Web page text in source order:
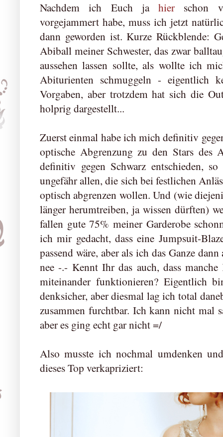
Nachdem ich Euch ja hier schon
vorgejammert habe, muss ich jetzt
dann geworden ist. Kurze Rückblende:
Abiball meiner Schwester, das zwar
aussehen lassen sollte, als wollte ich
Abiturienten schmuggeln - eigentlich
Vorgaben, aber trotzdem hat sich die
holprig dargestellt...
Zuerst einmal habe ich mich definitiv
optische Abgrenzung zu den Stars des
definitiv gegen Schwarz entschieden,
ungefähr allen, die sich bei festlichen
optisch abgrenzen wollen. Und (wie
länger herumtreiben, ja wissen dürften)
fallen gute 75% meiner Garderobe
ich mir gedacht, dass eine Jumpsuit-
passend wäre, aber als ich das Ganze
nee -.- Kennt Ihr das auch, dass
miteinander funktionieren? Eigentlich
denksicher, aber diesmal lag ich total
zusammen furchtbar. Ich kann nicht mal
aber es ging echt gar nicht =/
Also musste ich nochmal umdenken
dieses Top verkapriziert: